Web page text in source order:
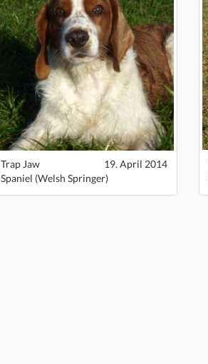
Trap Jaw
19. April 2014
Spaniel (Welsh Springer)